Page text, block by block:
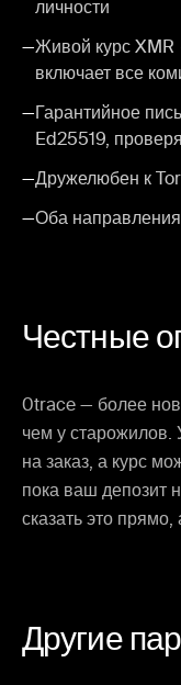
личности
—Живой курс
включает все
—Гарантийное
Ed25519,
—Дружелюбен к
—Оба
Честные
0trace — более
чем у старожилов.
на заказ, а курс
пока ваш депозит
сказать это
Другие